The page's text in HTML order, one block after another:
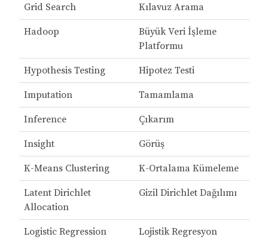
Grid Search Kılavuz Arama
Hadoop
Büyük Veri İşleme
Platformu
Hypothesis Testing Hipotez Testi
Imputation Tamamlama
Inference Çıkarım
Insight Görüş
K-Means Clustering K-Ortalama Kümeleme
Latent Dirichlet
Allocation
Gizil Dirichlet Dağılımı
Logistic Regression Lojistik Regresyon